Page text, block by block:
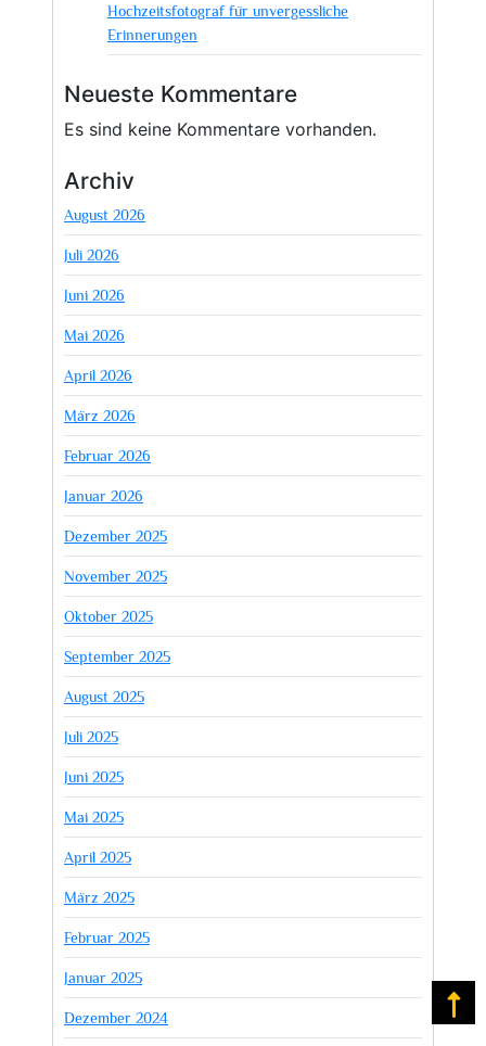
Hochzeitsfotograf für unvergessliche
Erinnerungen
Neueste Kommentare
Es sind keine Kommentare vorhanden.
Archiv
August 2026
Juli 2026
Juni 2026
Mai 2026
April 2026
März 2026
Februar 2026
Januar 2026
Dezember 2025
November 2025
Oktober 2025
September 2025
August 2025
Juli 2025
Juni 2025
Mai 2025
April 2025
März 2025
Februar 2025
Januar 2025
Dezember 2024